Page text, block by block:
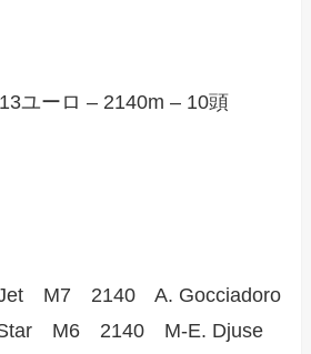
ユーロ – 2140m – 10頭
M7 2140 A. Gocciadoro
M6 2140 M-E. Djuse